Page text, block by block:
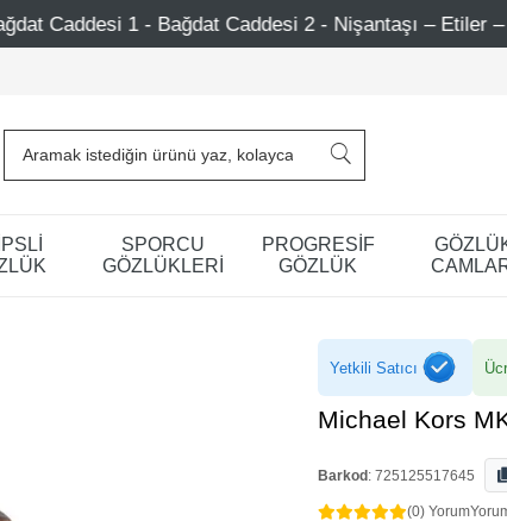
Caddesi 2 - Nişantaşı – Etiler – Ataşehir 750
SPORCU
GÖZLÜKLERİ
PROGRESİF
GÖZLÜK
Yetkili Satıcı
Michael Kors
Barkod : 725125517645
(0) Yorum